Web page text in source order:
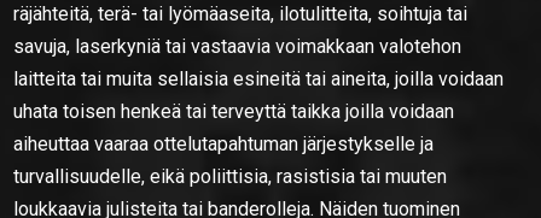
räjähteitä, terä- tai lyömäaseita, ilotulitteita, soihtuja tai
savuja, laserkyniä tai vastaavia voimakkaan valotehon
laitteita tai muita sellaisia esineitä tai aineita, joilla voidaan
uhata toisen henkeä tai terveyttä taikka joilla voidaan
aiheuttaa vaaraa ottelutapahtuman järjestykselle ja
turvallisuudelle, eikä poliittisia, rasistisia tai muuten
loukkaavia julisteita tai banderolleja. Näiden tuominen